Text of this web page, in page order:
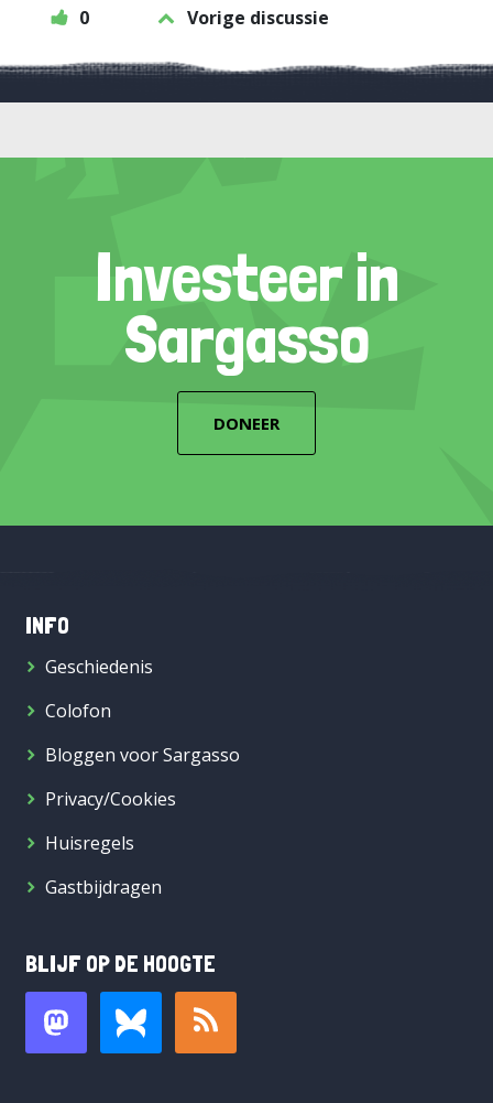
0 Vorige discussie
Investeer in
Sargasso
DONEER
INFO
Geschiedenis
Colofon
Bloggen voor Sargasso
Privacy/Cookies
Huisregels
Gastbijdragen
BLIJF OP DE HOOGTE